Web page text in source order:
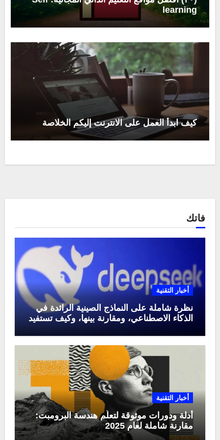
learning
كيف ابدأ العمل على الانترنت إليكم الخلاصة
فاتك
أخبار التقنية
نظرة شاملة على النماذج الصينية الرائدة في
الذكاء الاصطناعي، ومقارنة بينها، وكيف تستفيد
أخبار التقنية
أدلة ودورات موثوقة لتعلّم هندسة البرومبت:
مقارنة شاملة لعام 2025